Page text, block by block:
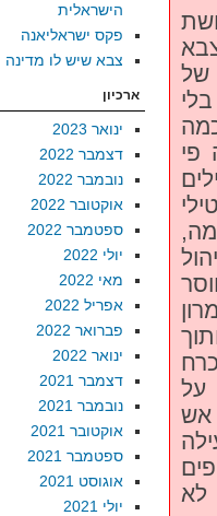
ב–2003, הצבא
של
פי
על
אש
לא
הישראלית
פקס ישראליאנה
צבא שיש לו מדינה
ארכיון
ינואר 2023
דצמבר 2022
נובמבר 2022
אוקטובר 2022
ספטמבר 2022
יולי 2022
מאי 2022
אפריל 2022
פברואר 2022
ינואר 2022
דצמבר 2021
נובמבר 2021
אוקטובר 2021
ספטמבר 2021
אוגוסט 2021
יולי 2021